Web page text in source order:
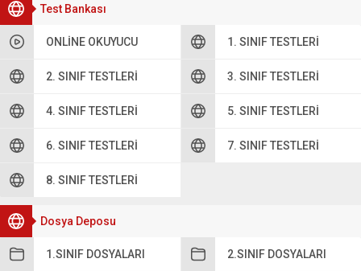
Test Bankası
ONLINE OKUYUCU 1. SINIF TESTLERI
2. SINIF TESTLERI 3. SINIF TESTLERI
4. SINIF TESTLERI 5. SINIF TESTLERI
6. SINIF TESTLERI 7. SINIF TESTLERI
8. SINIF TESTLERI
Dosya Deposu
1.SINIF DOSYALARI 2.SINIF DOSYALARI